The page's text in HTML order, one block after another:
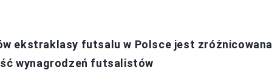
ekstraklasy futsalu w Polsce jest zróżnicowana
wynagrodzeń futsalistów